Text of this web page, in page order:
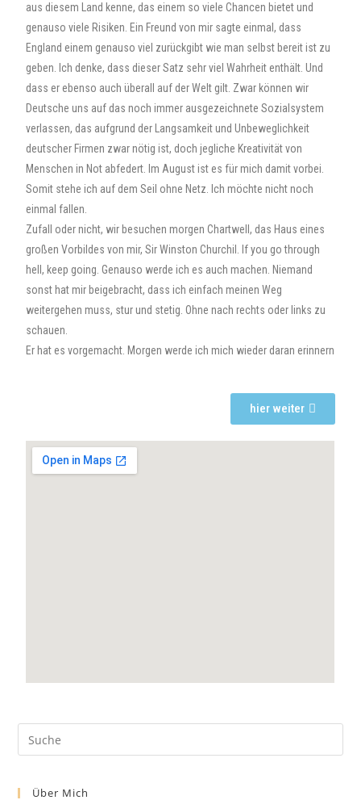
aus diesem Land kenne, das einem so viele Chancen bietet und
genauso viele Risiken. Ein Freund von mir sagte einmal, dass
England einem genauso viel zurückgibt wie man selbst bereit ist zu
geben. Ich denke, dass dieser Satz sehr viel Wahrheit enthält. Und
dass er ebenso auch überall auf der Welt gilt. Zwar können wir
Deutsche uns auf das noch immer ausgezeichnete Sozialsystem
verlassen, das aufgrund der Langsamkeit und Unbeweglichkeit
deutscher Firmen zwar nötig ist, doch jegliche Kreativität von
Menschen in Not abfedert. Im August ist es für mich damit vorbei.
Somit stehe ich auf dem Seil ohne Netz. Ich möchte nicht noch
einmal fallen.
Zufall oder nicht, wir besuchen morgen Chartwell, das Haus eines
großen Vorbildes von mir, Sir Winston Churchil. If you go through
hell, keep going. Genauso werde ich es auch machen. Niemand
sonst hat mir beigebracht, dass ich einfach meinen Weg
weitergehen muss, stur und stetig. Ohne nach rechts oder links zu
schauen.
Er hat es vorgemacht. Morgen werde ich mich wieder daran erinnern
hier weiter
Über Mich